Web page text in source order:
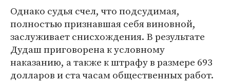
Однако судья счел, что подсудимая,
полностью признавшая себя виновной,
заслуживает снисхождения. В результате
Дудаш приговорена к условному
наказанию, а также к штрафу в размере 693
долларов и ста часам общественных работ.